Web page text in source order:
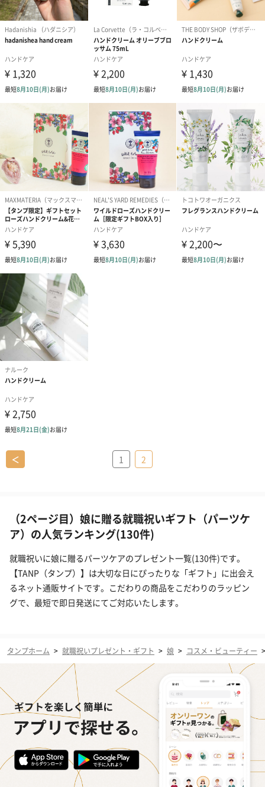
＜ 1 2
（2ページ目）娘に贈る就職祝いギフト（パーツケ
ア）の人気ランキング(130件)
就職祝いに娘に贈るパーツケアのプレゼント一覧(130件)です。
【TANP（タンプ）】は大切な日にぴったりな「ギフト」に出会え
るネット通販サイトです。こだわりの商品をこだわりのラッピン
グで、最短で即日発送にてご対応いたします。
タンプホーム > 就職祝いプレゼント・ギフト > 娘 > コスメ・ビューティー